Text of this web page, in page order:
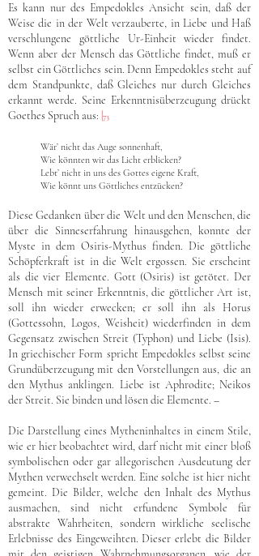
Es kann nur des Empedokles Ansicht sein, daß der
Weise die in der Welt verzauberte, in Liebe und Haß
verschlungene göttliche Ur-Einheit wieder findet.
Wenn aber der Mensch das Göttliche findet, muß er
selbst ein Göttliches sein. Denn Empedokles steht auf
dem Standpunkte, daß Gleiches nur durch Gleiches
erkannt werde. Seine Erkenntnisüberzeugung drückt
Goethes Spruch aus: 73
Wär’ nicht das Auge sonnenhaft,
Wie könnten wir das Licht erblicken?
Lebt’ nicht in uns des Gottes eigene Kraft,
Wie könnt uns Göttliches entzücken?
Diese Gedanken über die Welt und den Menschen, die
über die Sinneserfahrung hinausgehen, konnte der
Myste in dem Osiris-Mythus finden. Die göttliche
Schöpferkraft ist in die Welt ergossen. Sie erscheint
als die vier Elemente. Gott (Osiris) ist getötet. Der
Mensch mit seiner Erkenntnis, die göttlicher Art ist,
soll ihn wieder erwecken; er soll ihn als Horus
(Gottessohn, Logos, Weisheit) wiederfinden in dem
Gegensatz zwischen Streit (Typhon) und Liebe (Isis).
In griechischer Form spricht Empedokles selbst seine
Grundüberzeugung mit den Vorstellungen aus, die an
den Mythus anklingen. Liebe ist Aphrodite; Neikos
der Streit. Sie binden und lösen die Elemente. –
Die Darstellung eines Mytheninhaltes in einem Stile,
wie er hier beobachtet wird, darf nicht mit einer bloß
symbolischen oder gar allegorischen Ausdeutung der
Mythen verwechselt werden. Eine solche ist hier nicht
gemeint. Die Bilder, welche den Inhalt des Mythus
ausmachen, sind nicht erfundene Symbole für
abstrakte Wahrheiten, sondern wirkliche seelische
Erlebnisse des Eingeweihten. Dieser erlebt die Bilder